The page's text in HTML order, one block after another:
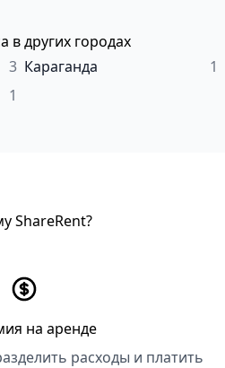
в других городах
3 Караганда
1
1
ShareRent?
на аренде
расходы и платить